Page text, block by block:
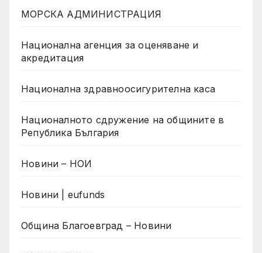
МОРСКА АДМИНИСТРАЦИЯ
Национална агенция за оценяване и
акредитация
Национална здравноосигурителна каса
Националното сдружение на общините в
Република България
Новини – НОИ
Новини | eufunds
Община Благоевград – Новини